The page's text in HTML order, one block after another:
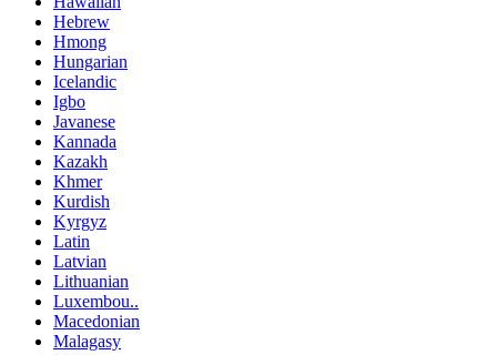
Hebrew
Hmong
Hungarian
Icelandic
Igbo
Javanese
Kannada
Kazakh
Khmer
Kurdish
Kyrgyz
Latin
Latvian
Lithuanian
Luxembou..
Macedonian
Malagasy